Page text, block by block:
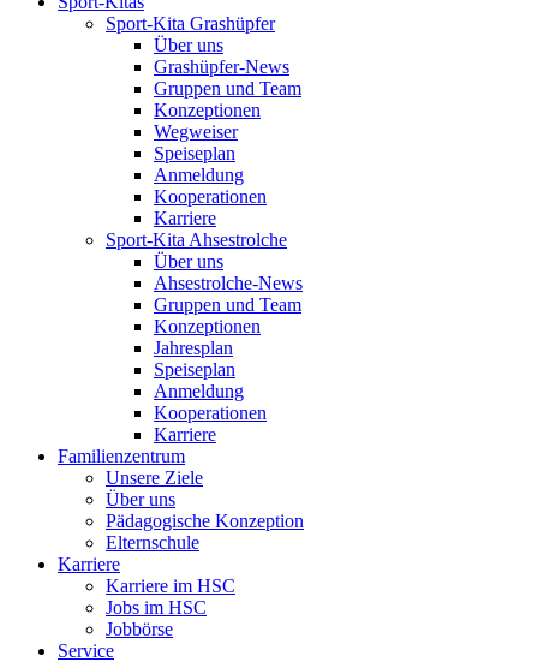
Sport-Kita Grashüpfer
Über uns
Grashüpfer-News
Gruppen und Team
Konzeptionen
Wegweiser
Speiseplan
Anmeldung
Kooperationen
Karriere
Sport-Kita Ahsestrolche
Über uns
Ahsestrolche-News
Gruppen und Team
Konzeptionen
Jahresplan
Speiseplan
Anmeldung
Kooperationen
Karriere
Familienzentrum
Unsere Ziele
Über uns
Pädagogische Konzeption
Elternschule
Karriere
Karriere im HSC
Jobs im HSC
Jobbörse
Service